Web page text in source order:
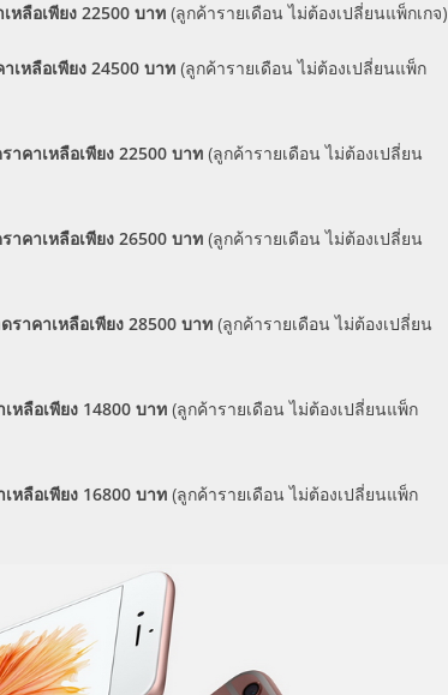
หลือเพียง 22500 บาท (ลูกค้ารายเดือน ไม่ต้องเปลี่ยนแพ็กเกจ)
เหลือเพียง 24500 บาท (ลูกค้ารายเดือน ไม่ต้องเปลี่ยนแพ็ก
าคาเหลือเพียง 22500 บาท (ลูกค้ารายเดือน ไม่ต้องเปลี่ยน
าคาเหลือเพียง 26500 บาท (ลูกค้ารายเดือน ไม่ต้องเปลี่ยน
ราคาเหลือเพียง 28500 บาท (ลูกค้ารายเดือน ไม่ต้องเปลี่ยน
หลือเพียง 14800 บาท (ลูกค้ารายเดือน ไม่ต้องเปลี่ยนแพ็ก
หลือเพียง 16800 บาท (ลูกค้ารายเดือน ไม่ต้องเปลี่ยนแพ็ก